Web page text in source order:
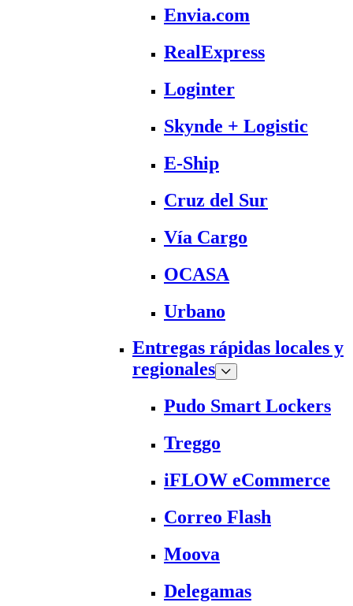
Envia.com
RealExpress
Loginter
Skynde + Logistic
E-Ship
Cruz del Sur
Vía Cargo
OCASA
Urbano
Entregas rápidas locales y
regionales
Pudo Smart Lockers
Treggo
iFLOW eCommerce
Correo Flash
Moova
Delegamas